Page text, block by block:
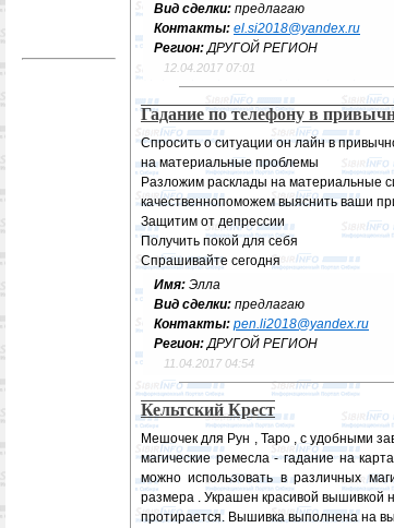
Вид сделки: предлагаю
Контакты: el.si2018@yandex.ru
Регион:ДРУГОЙ РЕГИОН
12.04.2017 07:01
Гадание по телефону в
Спросить о ситуации он лайн в
на материальные проблемы
Разложим расклады на материальные
качественнопоможем выяснить ваши
Защитим от депрессии
Получить покой для себя
Спрашивайте сегодня
Имя: Элла
Вид сделки: предлагаю
Контакты: pen.li2018@yandex.ru
Регион:ДРУГОЙ РЕГИОН
11.04.2017 04:54
Кельтский Крест
Мешочек для Рун , Таро , с удобными
магические ремесла - гадание на
можно использовать в различных
размера . Украшен красивой вышивкой
протирается. Вышивка выполнена на